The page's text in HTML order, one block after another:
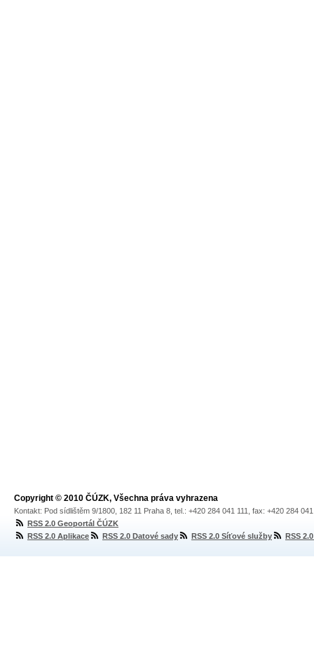
Copyright © 2010 ČÚZK, Všechna práva vyhrazena
Kontakt: Pod sídlištěm 9/1800, 182 11 Praha 8, tel.: +420 284 041 111, fax: +420 284
RSS 2.0 Geoportál ČÚZK
RSS 2.0 Aplikace
RSS 2.0 Datové sady RSS 2.0 Síťové služby RSS